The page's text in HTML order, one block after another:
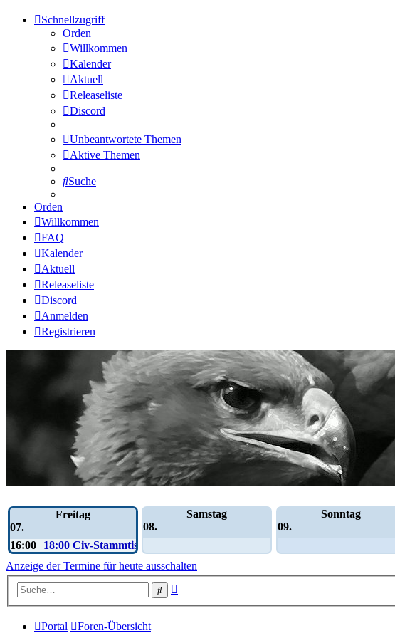
Schnellzugriff
Orden
Willkommen
Kalender
Aktuell
Releaseliste
Discord
Unbeantwortete Themen
Aktive Themen
Suche
Orden
Willkommen
FAQ
Kalender
Aktuell
Releaseliste
Discord
Anmelden
Registrieren
Freitag
07.
16:00
18:00 Civ-Stammtisch
Samstag
08.
Sonntag
09.
Anzeige der Termine für heute ausschalten
Suche
Portal Foren-Übersicht